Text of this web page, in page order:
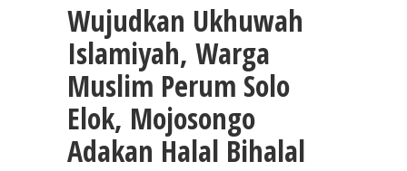
Wujudkan Ukhuwah
Islamiyah, Warga
Muslim Perum Solo
Elok, Mojosongo
Adakan Halal Bihalal